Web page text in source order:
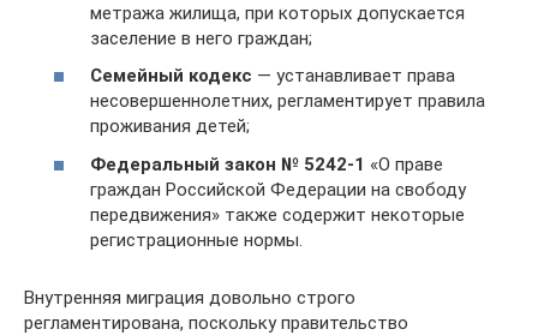
метража жилища, при которых допускается
заселение в него граждан;
Семейный кодекс — устанавливает права
несовершеннолетних, регламентирует правила
проживания детей;
Федеральный закон № 5242-1 «О праве
граждан Российской Федерации на свободу
передвижения» также содержит некоторые
регистрационные нормы.
Внутренняя миграция довольно строго
регламентирована, поскольку правительство